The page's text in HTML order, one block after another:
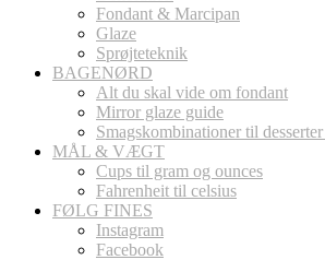
Fondant & Marcipan
Glaze
Sprøjteteknik
BAGENØRD
Alt du skal vide om fondant
Mirror glaze guide
Smagskombinationer til
MÅL & VÆGT
Cups til gram og ounces
Fahrenheit til celsius
FØLG FINES
Instagram
Facebook